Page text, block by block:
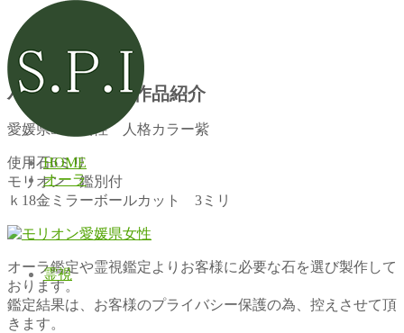
HOME
オーラ
霊視
パワーストーン作品紹介
愛媛県50代女性 人格カラー紫
使用石6ミリ
モリオン 鑑別付
ｋ18金ミラーボールカット 3ミリ
オーラ鑑定や霊視鑑定よりお客様に必要な石を選び製作して
おります。
鑑定結果は、お客様のプライバシー保護の為、控えさせて頂
きます。